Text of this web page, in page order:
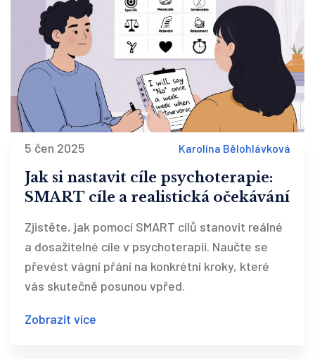
5 čen 2025 Karolína Bělohlávková
Jak si nastavit cíle psychoterapie:
SMART cíle a realistická očekávání
Zjistěte, jak pomocí SMART cílů stanovit reálné
a dosažitelné cíle v psychoterapii. Naučte se
převést vágní přání na konkrétní kroky, které
vás skutečně posunou vpřed.
Zobrazit více